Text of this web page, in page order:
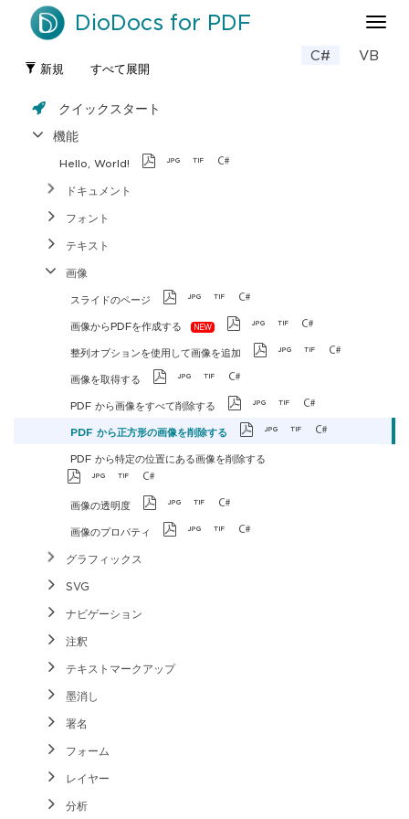
ナ
ゲ
DioDocs for PDF
C# VB
新規 すべて展開
クイックスタート
機能
Hello, World!
ドキュメント
フォント
テキスト
画像
スライドのページ
画像からPDFを作成する
整列オプションを使用して画像を追加
画像を取得する
PDF から画像をすべて削除する
PDF から正方形の画像を削除する
PDF から特定の位置にある画像を削除する
画像の透明度
画像のプロパティ
グラフィックス
SVG
ナビゲーション
注釈
テキストマークアップ
墨消し
署名
フォーム
レイヤー
分析